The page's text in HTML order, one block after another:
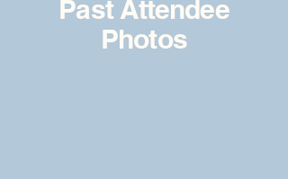
Past Attendee
Photos